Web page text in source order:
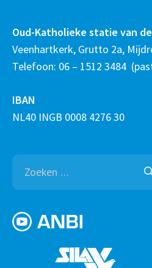
Oud-Katholieke statie van
Veenhartkerk, Grutto 2a,
Telefoon: 06 – 1512 3484
IBAN
NL40 INGB 0008 4276 30
naar: